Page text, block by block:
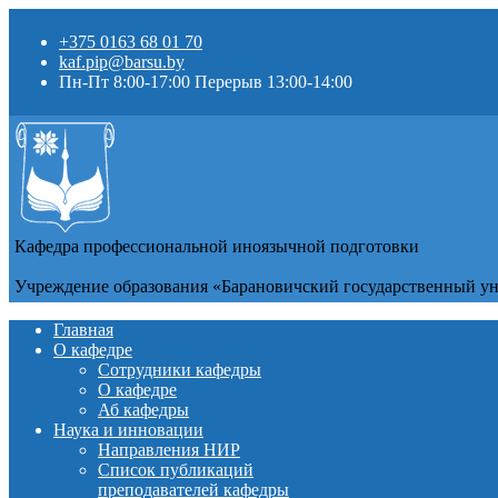
+375 0163 68 01 70
kaf.pip@barsu.by
Пн-Пт 8:00-17:00 Перерыв 13:00-14:00
Кафедра профессиональной иноязычной подготовки
Учреждение образования «Барановичский государственный
Главная
О кафедре
Сотрудники кафедры
О кафедре
Аб кафедры
Наука и инновации
Направления НИР
Список публикаций
преподавателей кафедры